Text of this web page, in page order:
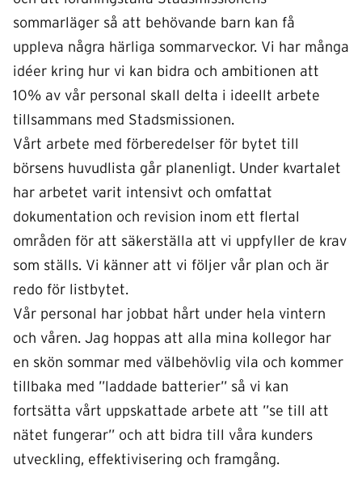
sommarläger så att behövande barn kan få
uppleva några härliga sommarveckor. Vi har många
idéer kring hur vi kan bidra och ambitionen att
10% av vår personal skall delta i ideellt arbete
tillsammans med Stadsmissionen.
Vårt arbete med förberedelser för bytet till
börsens huvudlista går planenligt. Under kvartalet
har arbetet varit intensivt och omfattat
dokumentation och revision inom ett flertal
områden för att säkerställa att vi uppfyller de krav
som ställs. Vi känner att vi följer vår plan och är
redo för listbytet.
Vår personal har jobbat hårt under hela vintern
och våren. Jag hoppas att alla mina kollegor har
en skön sommar med välbehövlig vila och kommer
tillbaka med ”laddade batterier” så vi kan
fortsätta vårt uppskattade arbete att ”se till att
nätet fungerar” och att bidra till våra kunders
utveckling, effektivisering och framgång.